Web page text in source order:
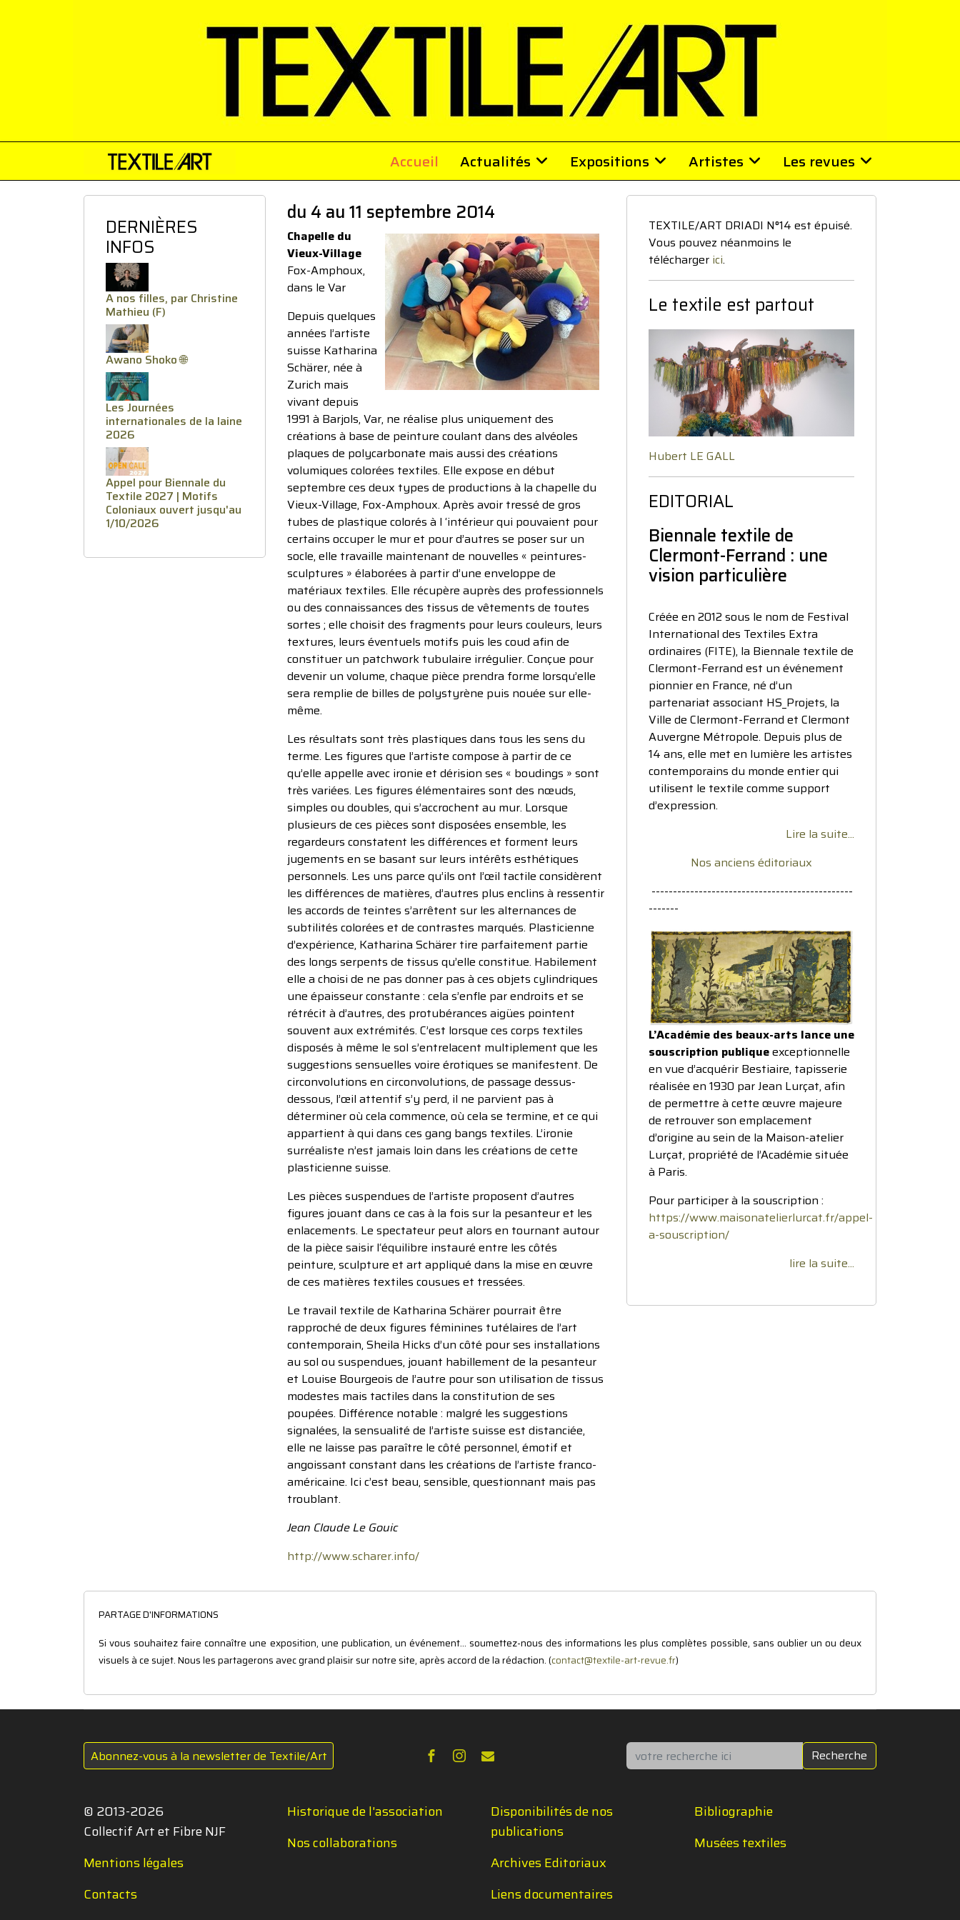
Accueil Actualités Expositions Artistes Les revues
DERNIÈRES
INFOS
A nos filles, par Christine
Mathieu (F)
Awano Shoko 🌐
Les Journées
internationales de la laine
2026
Appel pour Biennale du
Textile 2027 | Motifs
Coloniaux ouvert jusqu'au
1/10/2026
du 4 au 11 septembre 2014
Chapelle du
Vieux-Village
Fox-Amphoux,
dans le Var
Depuis quelques
années l’artiste
suisse Katharina
Schärer, née à
Zurich mais
vivant depuis
1991 à Barjols, Var, ne réalise plus uniquement des
créations à base de peinture coulant dans des alvéoles
plaques de polycarbonate mais aussi des créations
volumiques colorées textiles. Elle expose en début
septembre ces deux types de productions à la chapelle du
Vieux-Village, Fox-Amphoux. Après avoir tressé de gros
tubes de plastique colorés à l ‘intérieur qui pouvaient pour
certains occuper le mur et pour d’autres se poser sur un
socle, elle travaille maintenant de nouvelles « peintures-
sculptures » élaborées à partir d’une enveloppe de
matériaux textiles. Elle récupère auprès des professionnels
ou des connaissances des tissus de vêtements de toutes
sortes ; elle choisit des fragments pour leurs couleurs, leurs
textures, leurs éventuels motifs puis les coud afin de
constituer un patchwork tubulaire irrégulier. Conçue pour
devenir un volume, chaque pièce prendra forme lorsqu’elle
sera remplie de billes de polystyrène puis nouée sur elle-
même.
Les résultats sont très plastiques dans tous les sens du
terme. Les figures que l’artiste compose à partir de ce
qu’elle appelle avec ironie et dérision ses « boudings » sont
très variées. Les figures élémentaires sont des nœuds,
simples ou doubles, qui s’accrochent au mur. Lorsque
plusieurs de ces pièces sont disposées ensemble, les
regardeurs constatent les différences et forment leurs
jugements en se basant sur leurs intérêts esthétiques
personnels. Les uns parce qu’ils ont l’œil tactile considèrent
les différences de matières, d’autres plus enclins à ressentir
les accords de teintes s’arrêtent sur les alternances de
subtilités colorées et de contrastes marqués. Plasticienne
d’expérience, Katharina Schärer tire parfaitement partie
des longs serpents de tissus qu’elle constitue. Habilement
elle a choisi de ne pas donner pas à ces objets cylindriques
une épaisseur constante : cela s’enfle par endroits et se
rétrécit à d’autres, des protubérances aigües pointent
souvent aux extrémités. C’est lorsque ces corps textiles
disposés à même le sol s’entrelacent multiplement que les
suggestions sensuelles voire érotiques se manifestent. De
circonvolutions en circonvolutions, de passage dessus-
dessous, l’œil attentif s’y perd, il ne parvient pas à
déterminer où cela commence, où cela se termine, et ce qui
appartient à qui dans ces gang bangs textiles. L’ironie
surréaliste n’est jamais loin dans les créations de cette
plasticienne suisse.
Les pièces suspendues de l’artiste proposent d’autres
figures jouant dans ce cas à la fois sur la pesanteur et les
enlacements. Le spectateur peut alors en tournant autour
de la pièce saisir l‘équilibre instauré entre les côtés
peinture, sculpture et art appliqué dans la mise en œuvre
de ces matières textiles cousues et tressées.
Le travail textile de Katharina Schärer pourrait être
rapproché de deux figures féminines tutélaires de l’art
contemporain, Sheila Hicks d’un côté pour ses installations
au sol ou suspendues, jouant habillement de la pesanteur
et Louise Bourgeois de l’autre pour son utilisation de tissus
modestes mais tactiles dans la constitution de ses
poupées. Différence notable : malgré les suggestions
signalées, la sensualité de l’artiste suisse est distanciée,
elle ne laisse pas paraître le côté personnel, émotif et
angoissant constant dans les créations de l’artiste franco-
américaine. Ici c’est beau, sensible, questionnant mais pas
troublant.
Jean Claude Le Gouic
http://www.scharer.info/
TEXTILE/ART DRIADI N°14 est épuisé.
Vous pouvez néanmoins le
télécharger ici.
Le textile est partout
Hubert LE GALL
EDITORIAL
Biennale textile de
Clermont-Ferrand : une
vision particulière
Créée en 2012 sous le nom de Festival
International des Textiles Extra
ordinaires (FITE), la Biennale textile de
Clermont-Ferrand est un événement
pionnier en France, né d’un
partenariat associant HS_Projets, la
Ville de Clermont-Ferrand et Clermont
Auvergne Métropole. Depuis plus de
14 ans, elle met en lumière les artistes
contemporains du monde entier qui
utilisent le textile comme support
d’expression.
Lire la suite...
Nos anciens éditoriaux
-----------------------------------------------
-------
L’Académie des beaux-arts lance une
souscription publiqueexceptionnelle
en vue d’acquérir Bestiaire, tapisserie
réalisée en 1930 par Jean Lurçat, afin
de permettre à cette œuvre majeure
de retrouver son emplacement
d’origine au sein de la Maison-atelier
Lurçat, propriété de l’Académie située
à Paris.
Pour participer à la souscription :
https://www.maisonatelierlurcat.fr/appel-
a-souscription/
lire la suite...
PARTAGE D'INFORMATIONS
Si vous souhaitez faire connaître une exposition, une publication, un événement... soumettez-nous des informations les plus complètes possible, sans oublier un ou deux
visuels à ce sujet. Nous les partagerons avec grand plaisir sur notre site, après accord de la rédaction. (contact@textile-art-revue.fr)
Abonnez-vous à la newsletter de Textile/Art Rechercher Recherche
© 2013-2026
Collectif Art et Fibre NJF
Mentions légales
Contacts
Historique de l'association
Nos collaborations
Disponibilités de nos
publications
Archives Editoriaux
Liens documentaires
Bibliographie
Musées textiles